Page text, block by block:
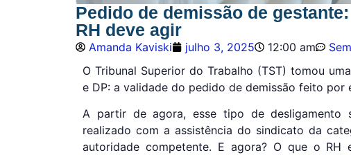
Pedido de demissão de
RH deve agir
Amanda Kaviski julho 3, 2025 12:00 am
O Tribunal Superior do Trabalho (TST) tomou
e DP: a validade do pedido de demissão feito por
A partir de agora, esse tipo de desligamento
realizado com a assistência do sindicato da
autoridade competente. E agora? O que o RH